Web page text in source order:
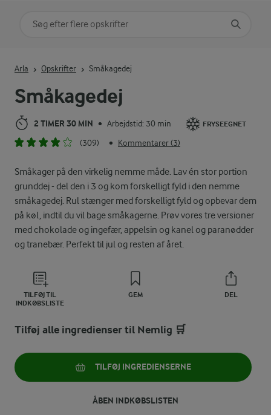
Småkagedej
2 TIMER 30 MIN • Arbejdstid: 30 min FRYSEEGNET
(309) • Kommentarer (3)
Småkager på den virkelig nemme måde. Lav én stor portion
grunddej - del den i 3 og kom forskelligt fyld i den nemme
småkagedej. Rul stænger med forskelligt fyld og opbevar dem
på køl, indtil du vil bage småkagerne. Prøv vores tre versioner
med chokolade og ingefær, appelsin og kanel og paranødder
og tranebær. Perfekt til jul og resten af året.
TILFØJ TIL
INDKØBSLISTE
GEM DEL
Arla Opskrifter Småkagedej
Tilføj alle ingredienser til Nemlig 🛒
TILFØJ INGREDIENSERNE
ÅBEN INDKØBSLISTEN
Søg på kategori